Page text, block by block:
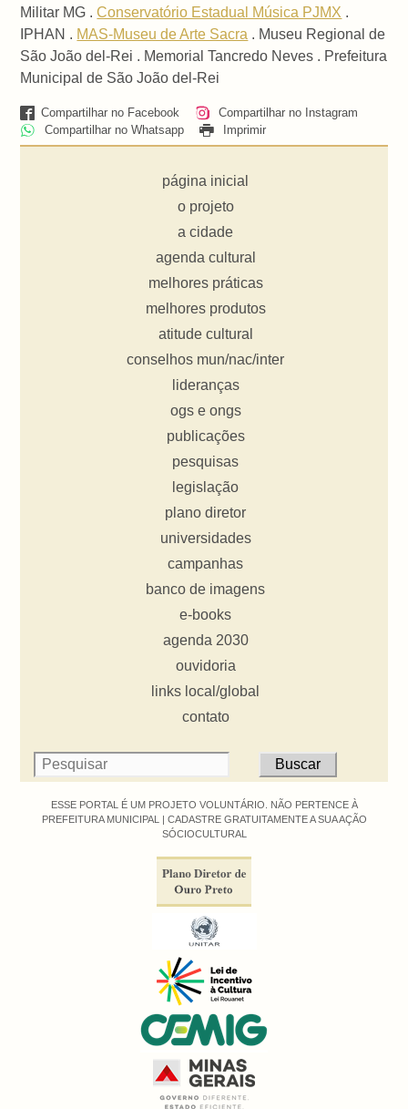
Militar MG .Conservatório Estadual Música PJMX .
IPHAN . MAS-Museu de Arte Sacra . Museu Regional de
São João del-Rei . Memorial Tancredo Neves . Prefeitura
Municipal de São João del-Rei
Compartilhar no Facebook
Compartilhar no Instagram
Compartilhar no Whatsapp
Imprimir
página inicial
o projeto
a cidade
agenda cultural
melhores práticas
melhores produtos
atitude cultural
conselhos mun/nac/inter
lideranças
ogs e ongs
publicações
pesquisas
legislação
plano diretor
universidades
campanhas
banco de imagens
e-books
agenda 2030
ouvidoria
links local/global
contato
ESSE PORTAL É UM PROJETO VOLUNTÁRIO. NÃO PERTENCE À
PREFEITURA MUNICIPAL | CADASTRE GRATUITAMENTE A SUA AÇÃO
SÓCIOCULTURAL